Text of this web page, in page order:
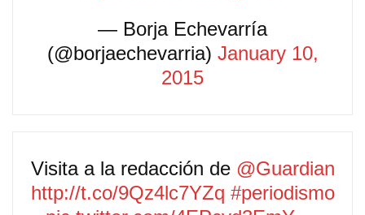
— Borja Echevarría
(@borjaechevarria) January 10,
2015
Visita a la redacción de @Guardian
http://t.co/9Qz4lc7YZq #periodismo